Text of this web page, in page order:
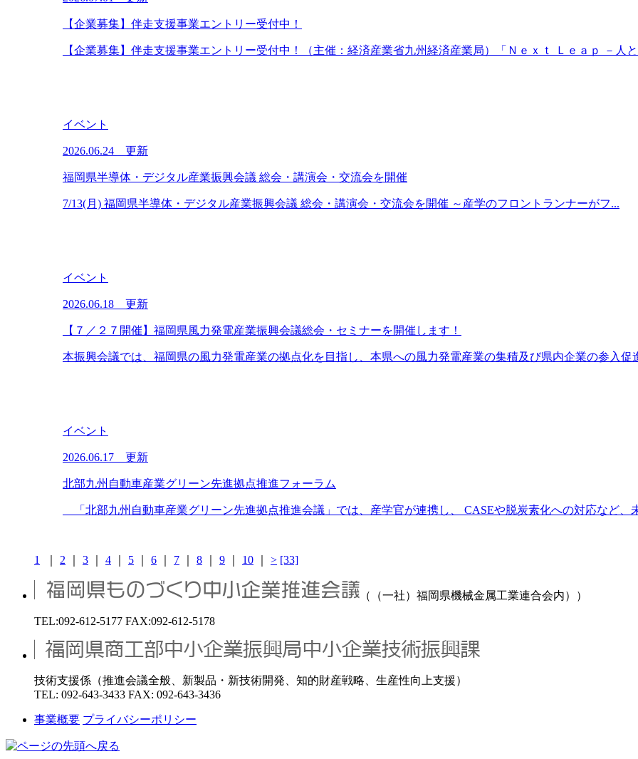
【企業募集】伴走支援事業エントリー受付中！
【企業募集】伴走支援事業エントリー受付中！（主催：経済産業省九州経済産業局）「Ｎｅｘｔ Ｌｅａｐ －人
イベント
2026.06.24 更新
福岡県半導体・デジタル産業振興会議 総会・講演会・交流会を開催
7/13(月) 福岡県半導体・デジタル産業振興会議 総会・講演会・交流会を開催 ～産学のフロントランナーがフ...
イベント
2026.06.18 更新
【７／２７開催】福岡県風力発電産業振興会議総会・セミナーを開催します！
本振興会議では、福岡県の風力発電産業の拠点化を目指し、本県への風力発電産業の集積及び県内企業の参入促
イベント
2026.06.17 更新
北部九州自動車産業グリーン先進拠点推進フォーラム
「北部九州自動車産業グリーン先進拠点推進会議」では、産学官が連携し、 CASEや脱炭素化への対応など、
1 2 3 4 5 6 7 8 9 10 > [33]
（（一社）福岡県機械金属工業連合会内））
TEL:092-612-5177 FAX:092-612-5178
技術支援係（推進会議全般、新製品・新技術開発、知的財産戦略、生産性向上支援）
TEL: 092-643-3433 FAX: 092-643-3436
事業概要 プライバシーポリシー